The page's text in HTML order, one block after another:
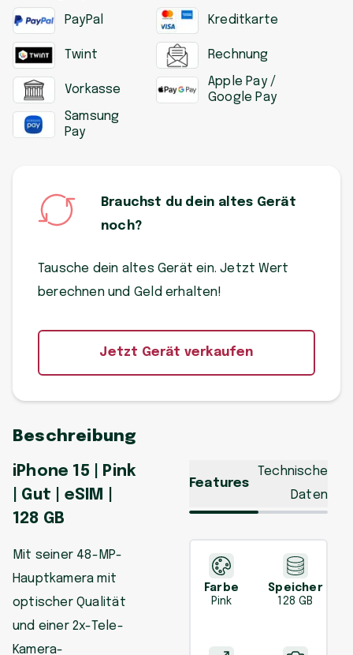
PayPal Kreditkarte
Twint Rechnung
Vorkasse
Apple Pay /
Google Pay
Samsung
Pay
Brauchst du dein altes Gerät
noch?
Tausche dein altes Gerät ein. Jetzt Wert
berechnen und Geld erhalten!
Jetzt Gerät verkaufen
Beschreibung
iPhone 15 | Pink
| Gut | eSIM |
128 GB
Mit seiner 48-MP-
Hauptkamera mit
optischer Qualität
und einer 2x-Tele-
Kamera-
Features
Technische
Daten
Farbe
Pink
Speicher
128 GB